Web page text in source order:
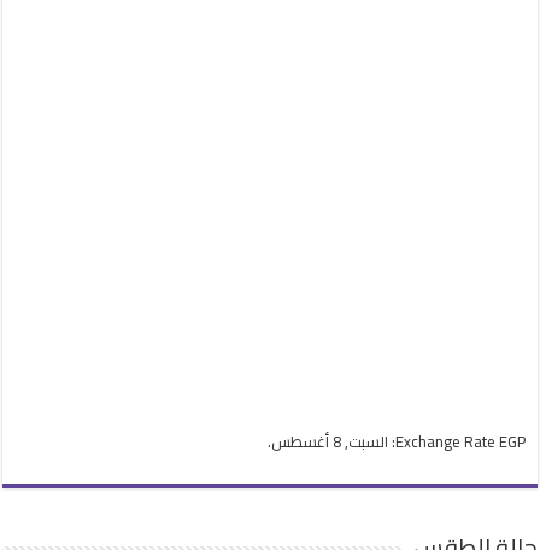
Exchange Rate EGP : السبت, 8 أغسطس.